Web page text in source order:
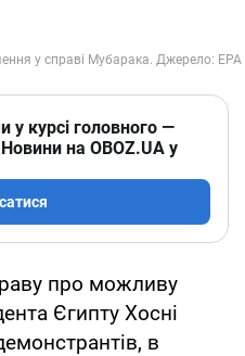
у курсі головного —
на OBOZ.UA у
про можливу
Єгипту Хосні
в